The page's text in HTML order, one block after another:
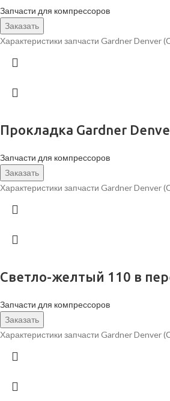
Запчасти для компрессоров
Заказать
Характеристики запчасти Gardner
Прокладка Gardner
Запчасти для компрессоров
Заказать
Характеристики запчасти Gardner
Светло-желтый 110 в
Запчасти для компрессоров
Заказать
Характеристики запчасти Gardner